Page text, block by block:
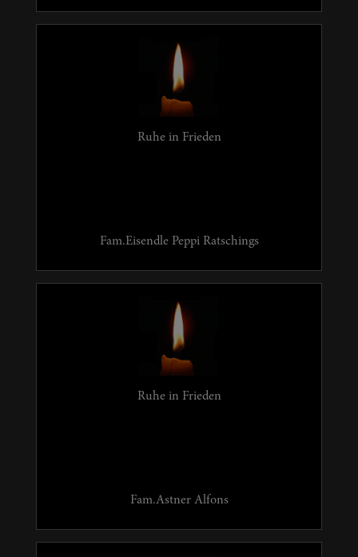
Ruhe in Frieden
Fam.Eisendle Peppi Ratschings
Ruhe in Frieden
Fam.Astner Alfons